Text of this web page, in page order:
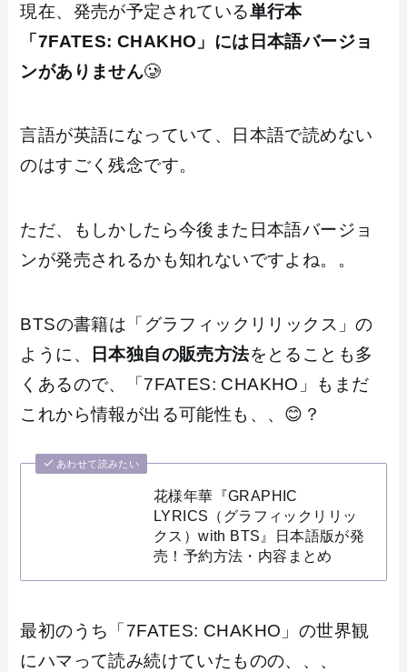
現在、発売が予定されている単行本
「7FATES: CHAKHO」には日本語バージョ
ンがありません🥲
言語が英語になっていて、日本語で読めない
のはすごく残念です。
ただ、もしかしたら今後また日本語バージョ
ンが発売されるかも知れないですよね。。
BTSの書籍は「グラフィックリリックス」の
ように、
日本独自の販売方法をとることも多
くあるので、「7FATES: CHAKHO」もまだ
これから情報が出る可能性も、、😊？
あわせて読みたい
花様年華『GRAPHIC
LYRICS（グラフィックリリッ
クス）with BTS』日本語版が発
売！予約方法・内容まとめ
最初のうち「7FATES: CHAKHO」の世界観
にハマって読み続けていたものの、、、